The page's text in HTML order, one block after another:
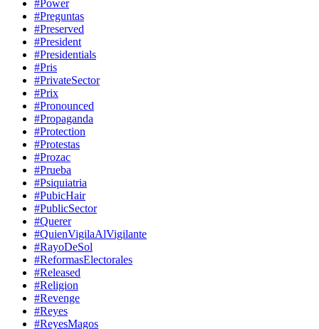
#Power
#Preguntas
#Preserved
#President
#Presidentials
#Pris
#PrivateSector
#Prix
#Pronounced
#Propaganda
#Protection
#Protestas
#Prozac
#Prueba
#Psiquiatria
#PubicHair
#PublicSector
#Querer
#QuienVigilaAlVigilante
#RayoDeSol
#ReformasElectorales
#Released
#Religion
#Revenge
#Reyes
#ReyesMagos